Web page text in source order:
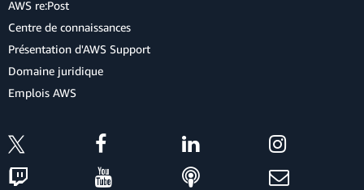
AWS re:Post
Centre de connaissances
Présentation d'AWS Support
Domaine juridique
Emplois AWS